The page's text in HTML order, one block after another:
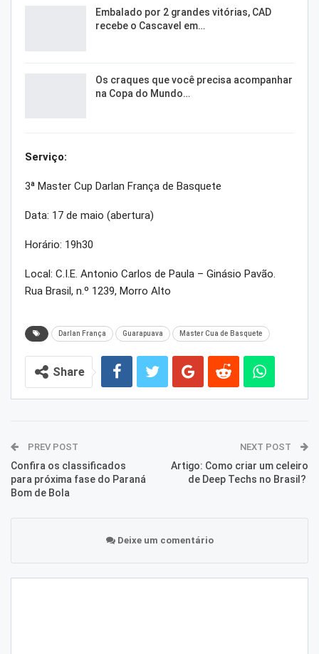
Embalado por 2 grandes vitórias, CAD
recebe o Cascavel em…
Os craques que você precisa acompanhar
na Copa do Mundo…
Serviço:
3ª Master Cup Darlan França de Basquete
Data: 17 de maio (abertura)
Horário: 19h30
Local: C.I.E. Antonio Carlos de Paula – Ginásio Pavão.
Rua Brasil, n.º 1239, Morro Alto
Darlan França Guarapuava Master Cua de Basquete
Share
PREV POST
Confira os classificados
para próxima fase do Paraná
Bom de Bola
NEXT POST
Artigo: Como criar um celeiro
de Deep Techs no Brasil?
Deixe um comentário